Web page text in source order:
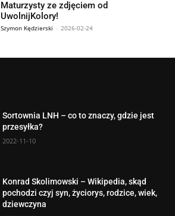
Maturzysty ze zdjęciem od
UwolnijKolory!
Szymon Kędzierski - 2026-02-24
Sortownia LNH – co to znaczy, gdzie jest
przesyłka?
2022-11-10
Konrad Skolimowski – Wikipedia, skąd
pochodzi czyj syn, życiorys, rodzice, wiek,
dziewczyna